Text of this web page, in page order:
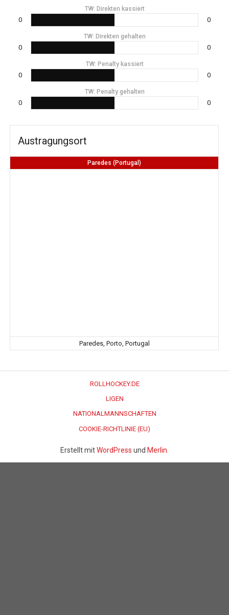
TW: Direkten kassiert
0 0
TW: Direkten gehalten
0 0
TW: Penalty kassiert
0 0
TW: Penalty gehalten
0 0
Austragungsort
Paredes (Portugal)
Paredes, Porto, Portugal
ROLLHOCKEY.DE
LIGEN
NATIONALMANNSCHAFTEN
COOKIE-RICHTLINIE (EU)
Erstellt mitWordPress und Merlin